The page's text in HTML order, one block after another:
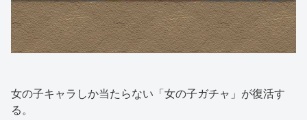
女の子キャラしか当たらない「女の子ガチャ」が復活す
る。